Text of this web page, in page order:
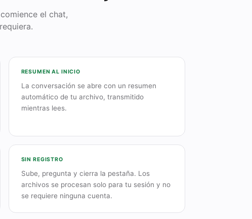
el chat,
RESUMEN AL INICIO
La conversación se abre con un resumen
automático de tu archivo, transmitido
mientras lees.
SIN REGISTRO
Sube, pregunta y cierra la pestaña. Los
archivos se procesan solo para tu sesión y no
se requiere ninguna cuenta.